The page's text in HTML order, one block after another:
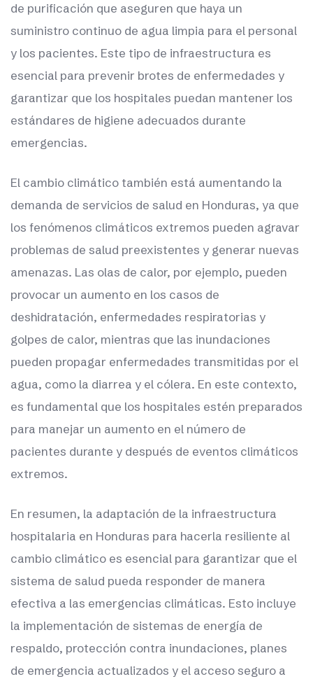
de purificación que aseguren que haya un
suministro continuo de agua limpia para el personal
y los pacientes. Este tipo de infraestructura es
esencial para prevenir brotes de enfermedades y
garantizar que los hospitales puedan mantener los
estándares de higiene adecuados durante
emergencias.
El cambio climático también está aumentando la
demanda de servicios de salud en Honduras, ya que
los fenómenos climáticos extremos pueden agravar
problemas de salud preexistentes y generar nuevas
amenazas. Las olas de calor, por ejemplo, pueden
provocar un aumento en los casos de
deshidratación, enfermedades respiratorias y
golpes de calor, mientras que las inundaciones
pueden propagar enfermedades transmitidas por el
agua, como la diarrea y el cólera. En este contexto,
es fundamental que los hospitales estén preparados
para manejar un aumento en el número de
pacientes durante y después de eventos climáticos
extremos.
En resumen, la adaptación de la infraestructura
hospitalaria en Honduras para hacerla resiliente al
cambio climático es esencial para garantizar que el
sistema de salud pueda responder de manera
efectiva a las emergencias climáticas. Esto incluye
la implementación de sistemas de energía de
respaldo, protección contra inundaciones, planes
de emergencia actualizados y el acceso seguro a